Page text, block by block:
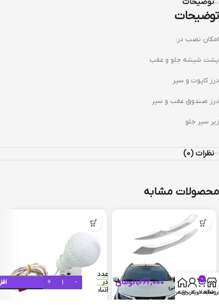
توضیحات
توضیحات
امکان نصب در:
پشت شیشه جلو و عقب
درز کاپوت و سپر
درز صندوق عقب و سپر
زیر سپر جلو
نظرات (0)
محصولات مشابه
فلکسیل
پلیسی 1,262,000تومان
فقط 2
عدد
در
انبار
موجود
0
سبد خرید
حساب کاربری من
خانه